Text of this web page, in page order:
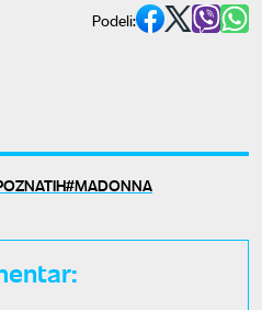
Podeli:
MADONNA